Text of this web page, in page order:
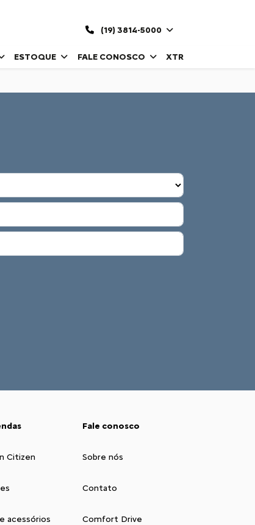
(19) 3814-5000
ESTOQUE FALE CONOSCO XTR
Citizen
acessórios
Fale conosco
Sobre nós
Contato
Comfort Drive